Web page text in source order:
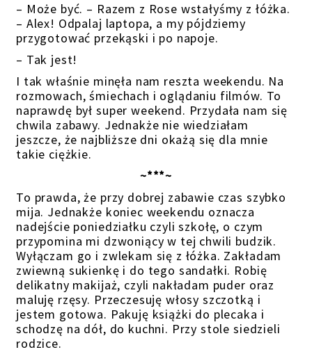
– Może być. – Razem z Rose wstałyśmy z łóżka.
– Alex! Odpalaj laptopa, a my pójdziemy
przygotować przekąski i po napoje.
– Tak jest!
I tak właśnie minęła nam reszta weekendu. Na
rozmowach, śmiechach i oglądaniu filmów. To
naprawdę był super weekend. Przydała nam się
chwila zabawy. Jednakże nie wiedziałam
jeszcze, że najbliższe dni okażą się dla mnie
takie ciężkie.
~***~
To prawda, że przy dobrej zabawie czas szybko
mija. Jednakże koniec weekendu oznacza
nadejście poniedziałku czyli szkołę, o czym
przypomina mi dzwoniący w tej chwili budzik.
Wyłączam go i zwlekam się z łóżka. Zakładam
zwiewną sukienkę i do tego sandałki. Robię
delikatny makijaż, czyli nakładam puder oraz
maluję rzęsy. Przeczesuję włosy szczotką i
jestem gotowa. Pakuję książki do plecaka i
schodzę na dół, do kuchni. Przy stole siedzieli
rodzice.